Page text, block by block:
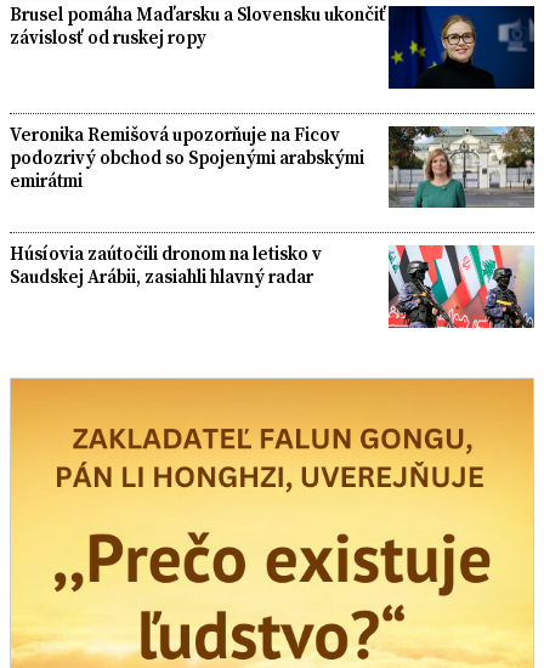
Brusel pomáha Maďarsku a Slovensku ukončiť
závislosť od ruskej ropy
Veronika Remišová upozorňuje na Ficov
podozrivý obchod so Spojenými arabskými
emirátmi
Húsíovia zaútočili dronom na letisko v
Saudskej Arábii, zasiahli hlavný radar